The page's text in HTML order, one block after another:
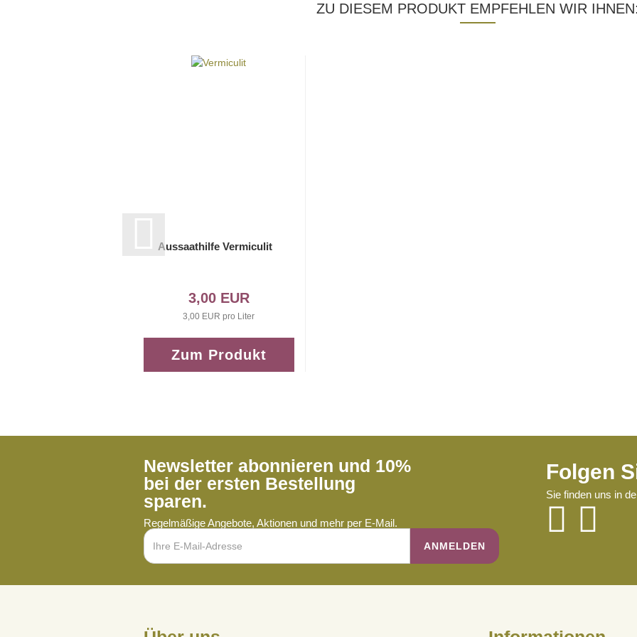
ZU DIESEM PRODUKT EMPFEHLEN WIR
Aussaathilfe Vermiculit
3,00 EUR
3,00 EUR pro Liter
Zum Produkt
Newsletter abonnieren und 10%
bei der ersten Bestellung
sparen.
Regelmäßige Angebote, Aktionen und mehr per E-Mail.
Folgen
Sie finden uns in